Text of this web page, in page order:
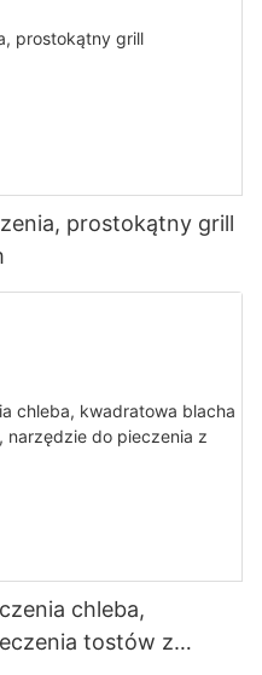
grillowanie, wędzenie,
YUEFU BBQ.
użytkownikom z łatwością
gotowania, dzięki czemu
i wygodniejsze. Niezależnie
profesjonalistą, czy
grill kamado YUEFU
prostokątny grill
chleba,
tostów z